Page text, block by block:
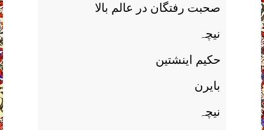
صحبت رفتگان در عالم بالا
نیچہ
حکیم اینشتین
بایرن
نیچہ